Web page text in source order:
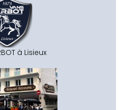
à Lisieux